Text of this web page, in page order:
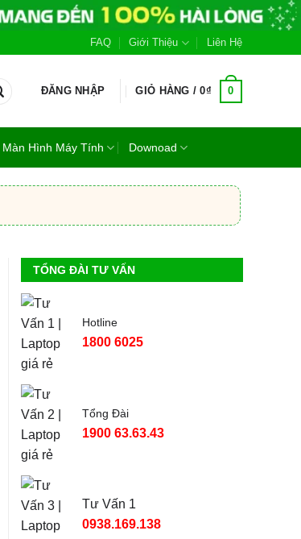
FAQ Giới Thiệu Liên Hệ
ĐĂNG NHẬP GIỎ HÀNG /0₫ 0
Màn Hình Máy Tính Downoad
TỔNG ĐÀI TƯ VẤN
Hotline
1800 6025
Tổng Đài
1900 63.63.43
Tư Vấn 1
0938.169.138